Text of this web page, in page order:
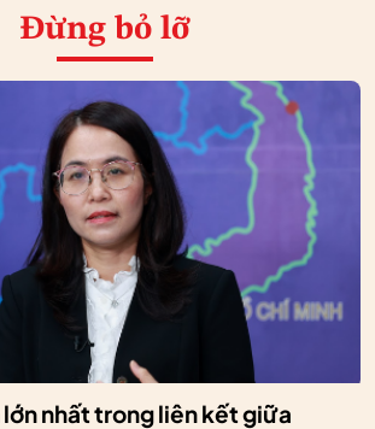
Đừng bỏ lỡ
lớn nhất trong liên kết giữa